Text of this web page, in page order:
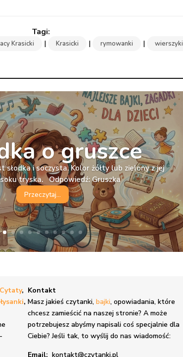
Krasicki | Krasicki | rymowanki | wierszyki
o gruszce
słodka i soczysta. Kolor żółty lub zielony z jej
tryska. Odpowiedź: Gruszka
Przeczytaj...
Cytaty,
,
Kontakt
Masz jakieś czytanki,bajki, opowiadania, które
chcesz zamieścić na naszej stronie? A może
potrzebujesz abyśmy napisali coś specjalnie dla
Ciebie? Jeśli tak, to wyślij do nas wiadomość:
Email: kontakt@czytanki.pl